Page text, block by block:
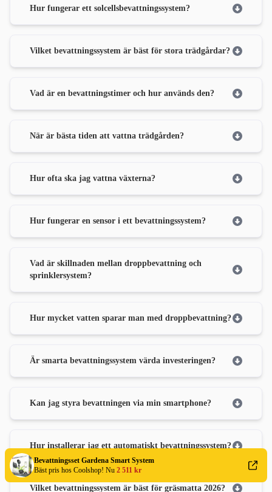
Bevattningsset Gardena Smart System
Bäst pris hos Coolshop! Nu 2 511 kr
Hur fungerar ett solcellsbevattningssystem?
Vilket bevattningssystem är bäst för stora trädgårdar?
Vad är en bevattningstimer och hur används den?
När är bästa tiden att vattna trädgården?
Hur ofta ska jag vattna växterna?
Hur fungerar en sensor i ett bevattningssystem?
Vad är skillnaden mellan droppbevattning och
sprinklersystem?
Hur mycket vatten sparar man med droppbevattning?
Är smarta bevattningssystem värda investeringen?
Kan jag styra bevattningen via min smartphone?
Hur installerar jag ett automatiskt bevattningssystem?
Vilket bevattningssystem är bäst för gräsmatta 2026?